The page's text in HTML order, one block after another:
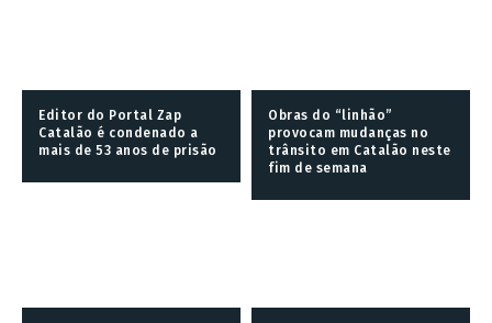
Editor do Portal Zap
Catalão é condenado a
mais de 53 anos de prisão
Obras do “linhão”
provocam mudanças no
trânsito em Catalão neste
fim de semana